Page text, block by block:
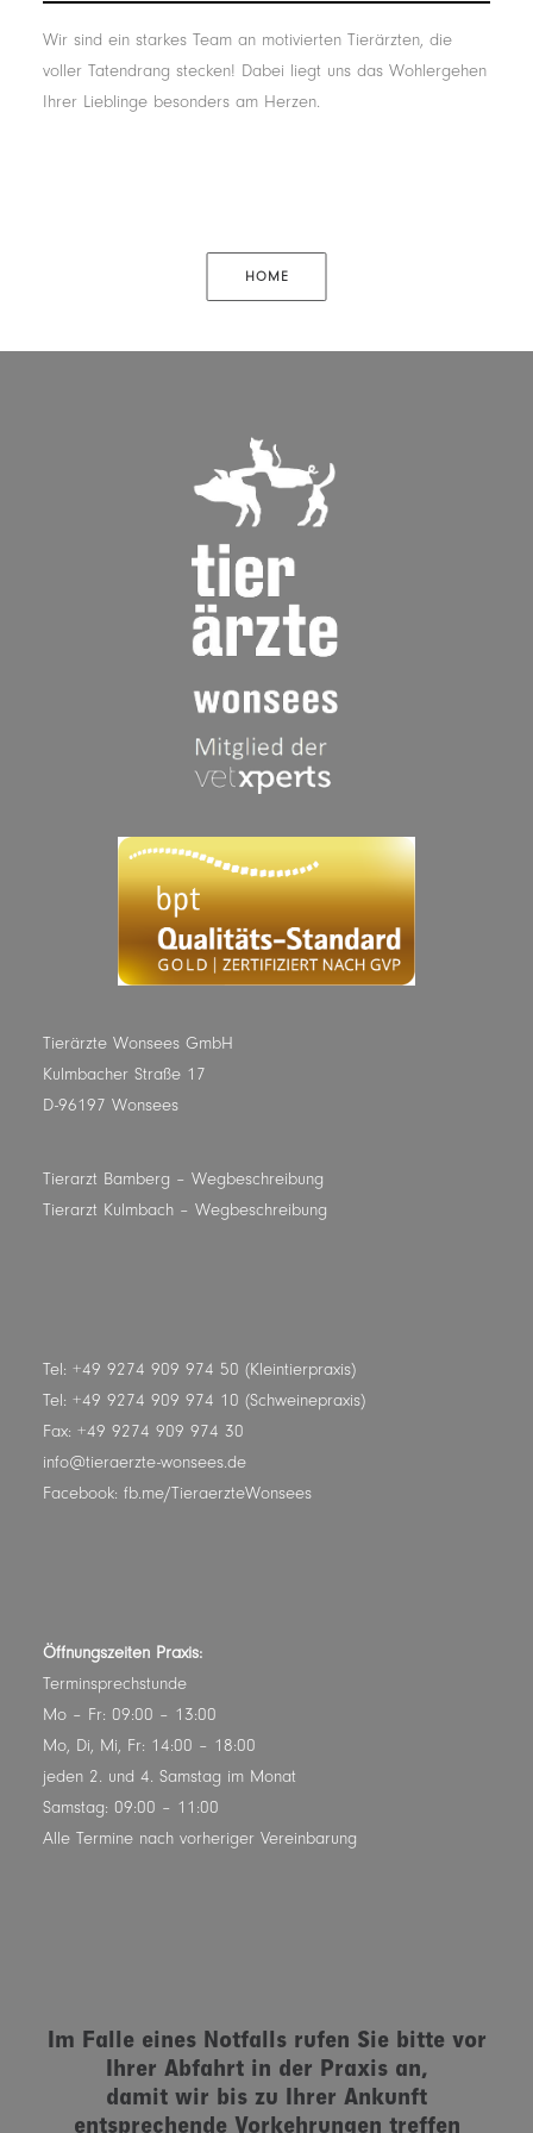
Wir sind ein starkes Team an motivierten Tierärzten, die
voller Tatendrang stecken! Dabei liegt uns das Wohlergehen
Ihrer Lieblinge besonders am Herzen.
HOME
Tierärzte Wonsees GmbH
Kulmbacher Straße 17
D-96197 Wonsees
Tierarzt Bamberg – Wegbeschreibung
Tierarzt Kulmbach – Wegbeschreibung
Tel: +49 9274 909 974 50 (Kleintierpraxis)
Tel: +49 9274 909 974 10 (Schweinepraxis)
Fax: +49 9274 909 974 30
info@tieraerzte-wonsees.de
Facebook: fb.me/TieraerzteWonsees
Öffnungszeiten Praxis:
Terminsprechstunde
Mo – Fr: 09:00 – 13:00
Mo, Di, Mi, Fr: 14:00 – 18:00
jeden 2. und 4. Samstag im Monat
Samstag: 09:00 – 11:00
Alle Termine nach vorheriger Vereinbarung
Im Falle eines Notfalls rufen Sie bitte vor
Ihrer Abfahrt in der Praxis an,
damit wir bis zu Ihrer Ankunft
entsprechende Vorkehrungen treffen